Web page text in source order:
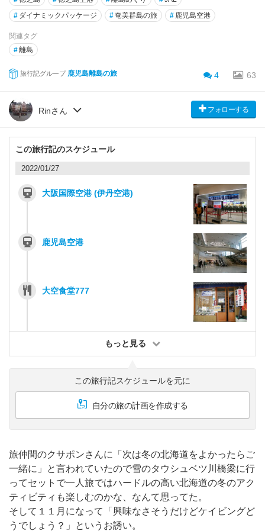
# ダイナミックパッケージ #奄美群島の旅 # 鹿児島空港
関連タグ
#離島
旅行記グループ 鹿児島離島の旅 4 63
Rinさん フォローする
この旅行記のスケジュール
2022/01/27
大阪国際空港 (伊丹空港)
鹿児島空港
大空食堂777
もっと見る
この旅行記スケジュールを元に
自分の旅の計画を作成する
旅仲間のクサポンさんに「次は冬の北海道をよかったらご
一緒に」と言われていたので雪のタウシュベツ川橋梁に行
ってセットで一人旅ではハードルの高い北海道の冬のアク
ティビティも楽しむのかな、なんて思ってた。
そして１１月になって「興味なさそうだけどケイビングど
うでしょう？」というお誘い。